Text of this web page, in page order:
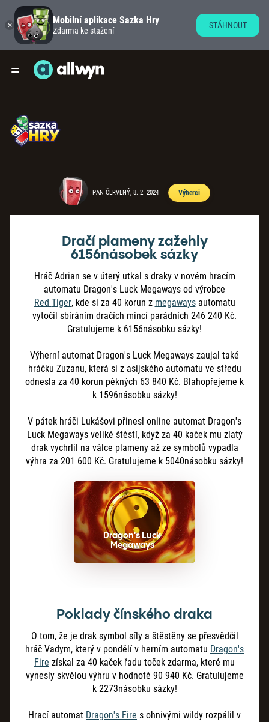
PAN ČERVENÝ, 8. 2. 2024 Výherci
Dračí plameny zažehly
6156násobek sázky
Hráč Adrian se v úterý utkal s draky v novém hracím
automatu Dragon's Luck Megaways od výrobce
Red Tiger, kde si za 40 korun z megawaysautomatu
vytočil sbíráním dračích mincí parádních 246 240 Kč.
Gratulujeme k 6156násobku sázky!
Výherní automat Dragon's Luck Megaways zaujal také
hráčku Zuzanu, která si z asijského automatu ve středu
odnesla za 40 korun pěkných 63 840 Kč. Blahopřejeme k
k 1596násobku sázky!
V pátek hráči Lukášovi přinesl online automat Dragon's
Luck Megaways veliké štěstí, když za 40 kaček mu zlatý
drak vychrlil na válce plameny až ze symbolů vypadla
výhra za 201 600 Kč. Gratulujeme k 5040násobku sázky!
Dragon's Luck
Megaways
Poklady čínského draka
O tom, že je drak symbol síly a štěstěny se přesvědčil
hráč Vadym, který v pondělí v herním automatu Dragon's
Fire získal za 40 kaček řadu toček zdarma, které mu
vynesly skvělou výhru v hodnotě 90 940 Kč. Gratulujeme
k 2273násobku sázky!
Hrací automat Dragon's Fire s ohnivými wildy rozpálil v
Mobilní aplikace Sazka Hry
Zdarma ke stažení
STÁHNOUT